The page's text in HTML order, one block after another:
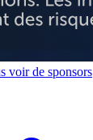
voir de sponsors